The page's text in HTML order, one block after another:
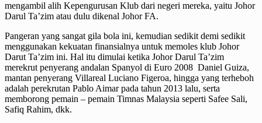
mengambil alih Kepengurusan Klub dari negeri mereka, yaitu Johor
Darul Ta’zim atau dulu dikenal Johor FA.
Pangeran yang sangat gila bola ini, kemudian sedikit demi sedikit
menggunakan kekuatan finansialnya untuk memoles klub Johor
Darut Ta’zim ini. Hal itu dimulai ketika Johor Darul Ta’zim
merekrut penyerang andalan Spanyol di Euro 2008 Daniel Guiza,
mantan penyerang Villareal Luciano Figeroa, hingga yang terheboh
adalah perekrutan Pablo Aimar pada tahun 2013 lalu, serta
memborong pemain – pemain Timnas Malaysia seperti Safee Sali,
Safiq Rahim, dkk.